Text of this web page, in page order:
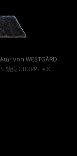
von WESTGÅRD
勤続 GRUPPE e.K.